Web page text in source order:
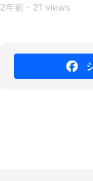
2年前・21 views